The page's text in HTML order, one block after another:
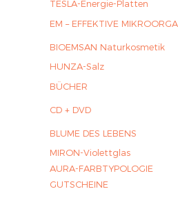
TESLA-Energie-Platten
EM – EFFEKTIVE
BIOEMSAN Naturkosmetik
HUNZA-Salz
BÜCHER
CD + DVD
BLUME DES LEBENS
MIRON-Violettglas
AURA-FARBTYPOLOGIE
GUTSCHEINE